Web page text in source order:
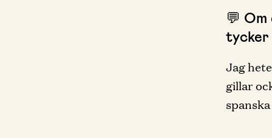
💬
tycker
Jag
gillar